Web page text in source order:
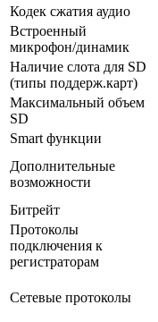
Кодек сжатия аудио
Встроенный
микрофон/динамик
Наличие слота для SD
(типы поддерж.карт)
Максимальный объем
SD
Smart функции
Дополнительные
возможности
Битрейт
Протоколы
подключения к
регистраторам
Сетевые протоколы